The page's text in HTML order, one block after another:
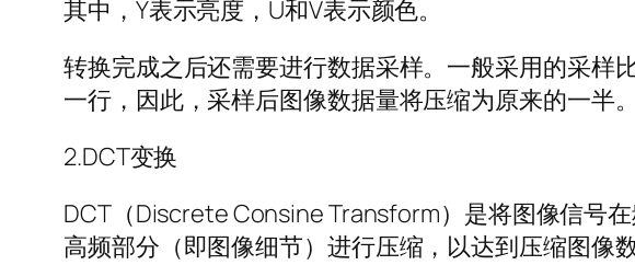
其中，Y表示亮度，U和V表示颜色。
转换完成之后还需要进行数据采样。一般采用的采样
一行，因此，采样后图像数据量将压缩为原来的一半。
2.DCT变换
DCT（Discrete Consine Transform）是将图像信号
高频部分（即图像细节）进行压缩，以达到压缩图像数